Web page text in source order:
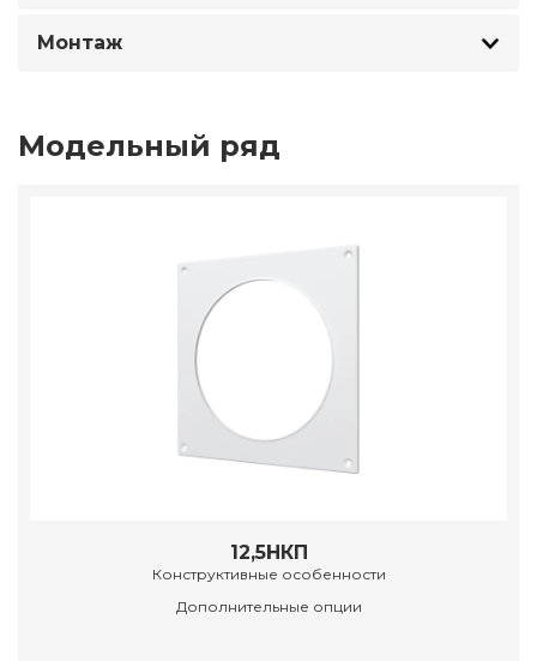
Монтаж
Модельный ряд
12,5НКП
Конструктивные особенности
Дополнительные опции